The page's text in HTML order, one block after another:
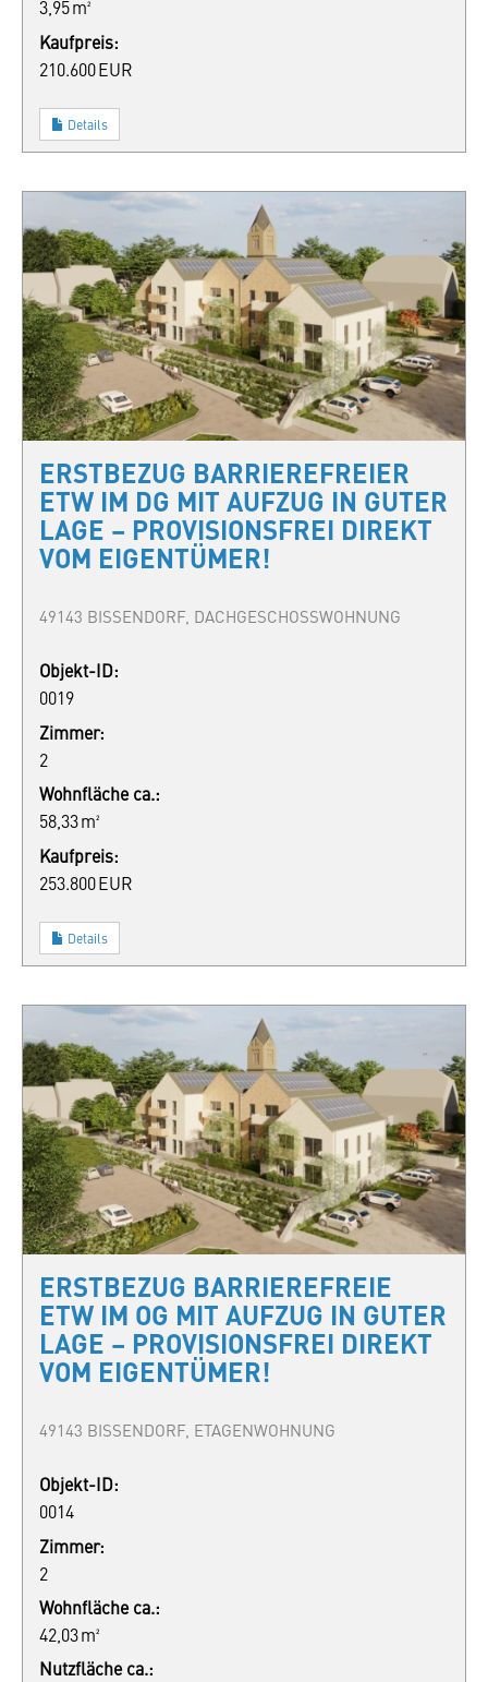
3,95 m²
Kaufpreis:
210.600 EUR
Details
ERSTBEZUG BARRIEREFREIER
ETW IM DG MIT AUFZUG IN GUTER
LAGE – PROVISIONSFREI DIREKT
VOM EIGENTÜMER!
49143 BISSENDORF, DACHGESCHOSSWOHNUNG
Objekt-ID:
0019
Zimmer:
2
Wohnfläche ca.:
58,33 m²
Kaufpreis:
253.800 EUR
Details
ERSTBEZUG BARRIEREFREIE
ETW IM OG MIT AUFZUG IN GUTER
LAGE – PROVISIONSFREI DIREKT
VOM EIGENTÜMER!
49143 BISSENDORF, ETAGENWOHNUNG
Objekt-ID:
0014
Zimmer:
2
Wohnfläche ca.:
42,03 m²
Nutzfläche ca.: